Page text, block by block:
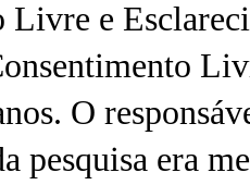
Livre e
O
pesquisa era